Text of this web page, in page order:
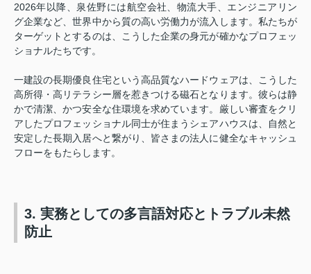
2026年以降、泉佐野には航空会社、物流大手、エンジニアリン
グ企業など、世界中から質の高い労働力が流入します。私たちが
ターゲットとするのは、こうした企業の身元が確かなプロフェッ
ショナルたちです。
一建設の長期優良住宅という高品質なハードウェアは、こうした
高所得・高リテラシー層を惹きつける磁石となります。彼らは静
かで清潔、かつ安全な住環境を求めています。厳しい審査をクリ
アしたプロフェッショナル同士が住まうシェアハウスは、自然と
安定した長期入居へと繋がり、皆さまの法人に健全なキャッシュ
フローをもたらします。
3. 実務としての多言語対応とトラブル未然
防止